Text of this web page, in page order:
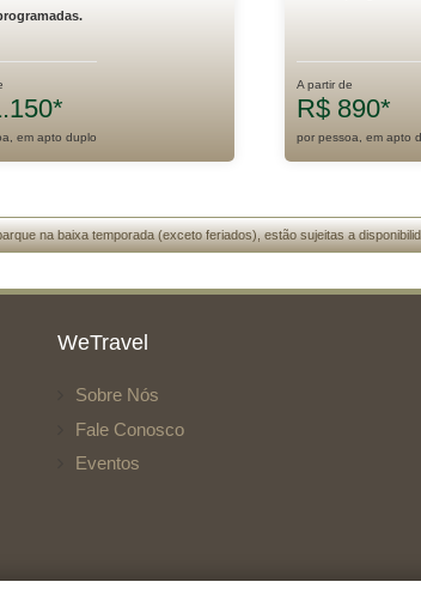
em apto duplo
A partir de
R$ 890*
por pessoa, em apto
na baixa temporada (exceto feriados), estão sujeitas a
WeTravel
Sobre Nós
Fale Conosco
Eventos